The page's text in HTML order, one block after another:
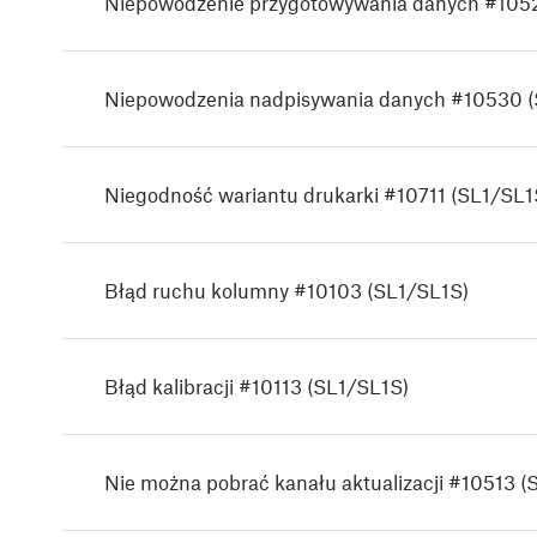
Niepowodzenia nadpisywania danych #10530
Niegodność wariantu drukarki #10711 (SL1/
Błąd ruchu kolumny #10103 (SL1/SL1S)
Błąd kalibracji #10113 (SL1/SL1S)
Nie można pobrać kanału aktualizacji #10513